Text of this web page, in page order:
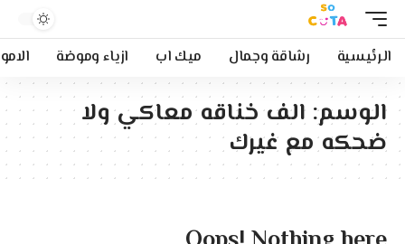
الرئيسية رشاقة وجمال ميك اب ازياء وموضة
الوسم: الف خناقه معاكي ولا
ضحكه مع غيرك